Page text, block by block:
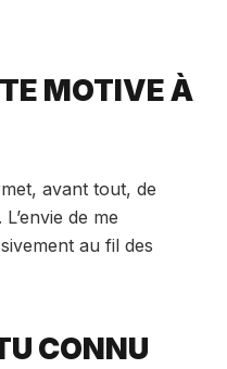
MOTIVE À
avant tout, de
de me
au fil des
CONNU